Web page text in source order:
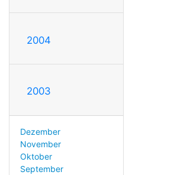
2004
2003
Dezember
November
Oktober
September